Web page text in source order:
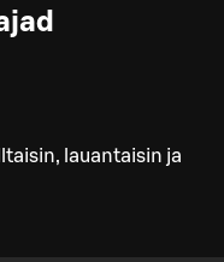
lauantaisin ja